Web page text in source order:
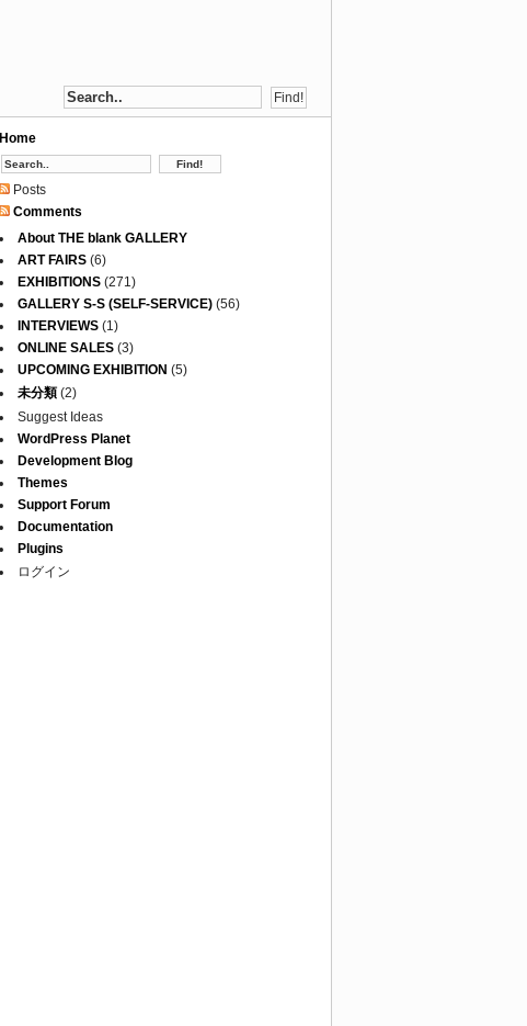
Home
Posts
Comments
About THE blank GALLERY
ART FAIRS(6)
EXHIBITIONS(271)
GALLERY S-S (SELF-SERVICE)(56)
INTERVIEWS(1)
ONLINE SALES(3)
UPCOMING EXHIBITION (5)
未分類(2)
Suggest Ideas
WordPress Planet
Development Blog
Themes
Support Forum
Documentation
Plugins
ログイン